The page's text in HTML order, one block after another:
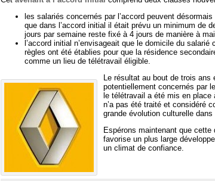
les salariés concernés par l’accord peuvent
que dans l’accord initial il était prévu un minimum de
jours par semaine reste fixé à 4 jours de manière à
l’accord initial n’envisageait que le domicile du
règles ont été établies pour que la résidence
comme un lieu de télétravail éligible.
Le résultat au bout de trois
potentiellement concernés par
le télétravail a été mis en place
n’a pas été traité et considéré
grande évolution culturelle dans
Espérons maintenant que
favorise un plus large
un climat de confiance.